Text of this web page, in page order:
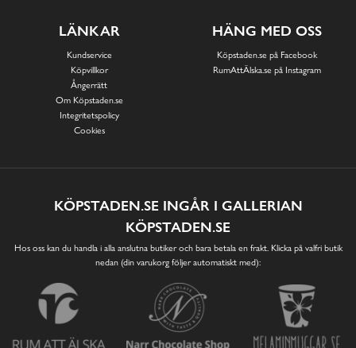
LÄNKAR
Kundservice
Köpvillkor
Ångerrätt
Om Köpstaden.se
Integritetspolicy
Cookies
HÄNG MED OSS
Köpstaden.se på Facebook
RumAttÄlska.se på Instagram
KÖPSTADEN.SE INGÅR I GALLERIAN
KÖPSTADEN.SE
Hos oss kan du handla i alla anslutna butiker och bara betala en frakt. Klicka på valfri butik
nedan (din varukorg följer automatiskt med):